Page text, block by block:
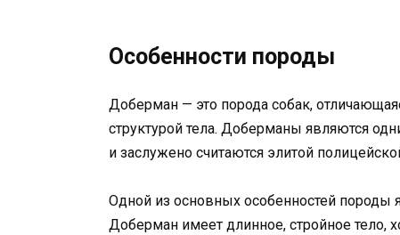
Особенности породы
Доберман — это порода собак,
структурой тела. Доберманы являются
и заслужено считаются элитой
Одной из основных особенностей породы
Доберман имеет длинное, стройное тело,